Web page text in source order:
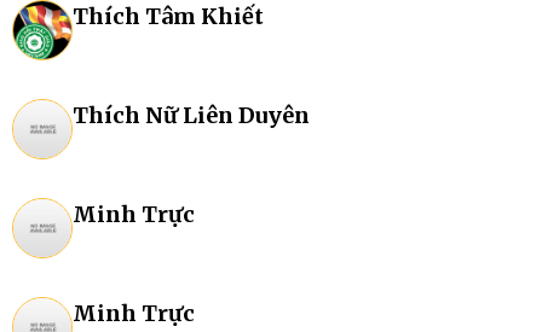
Thích Tâm Khiết
Thích Nữ Liên Duyên
Minh Trực
Minh Trực